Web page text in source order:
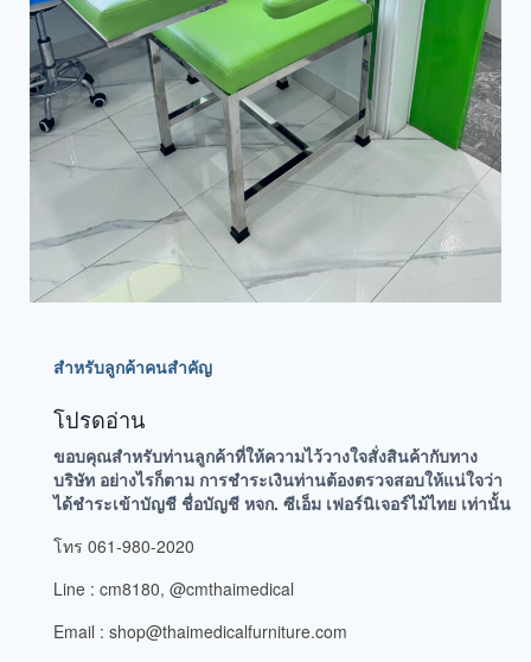
สำหรับลูกค้าคนสำคัญ
โปรดอ่าน
ขอบคุณสำหรับท่านลูกค้าที่ให้ความไว้วางใจสั่งสินค้ากับทาง
บริษัท อย่างไรก็ตาม การชำระเงินท่านต้องตรวจสอบให้แน่ใจว่า
ได้ชำระเข้าบัญชี ชื่อบัญชี หจก. ซีเอ็ม เฟอร์นิเจอร์ไม้ไทย เท่านั้น
โทร 061-980-2020
Line : cm8180, @cmthaimedical
Email : shop@thaimedicalfurniture.com